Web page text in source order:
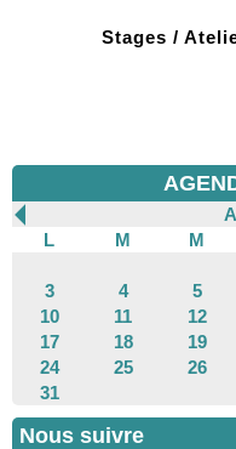
Stages /
L
M M
3
4 5
10
11 12
17
18 19
24
25 26
31
Nous suivre